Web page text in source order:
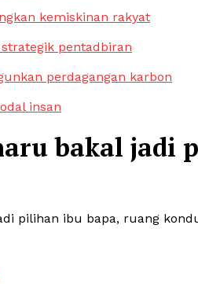
kemiskinan rakyat
pentadbiran
perdagangan karbon
insan
bakal
pilihan ibu bapa, ruang